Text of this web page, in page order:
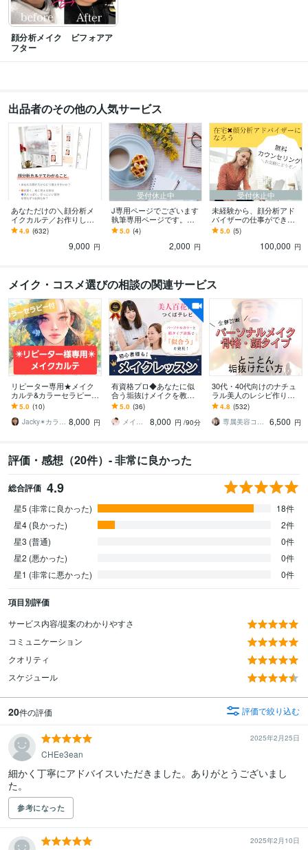
顔分析メイク ビフォアア
フター
出品者のその他の人気サービス
あなただけの＼顔分析メ
イクカルテ／お作りしま
す 顔分析メイク協会®︎正
規サービスです
4.9 (632)
9,000 円
受付休止中
J専用ページでございます
執筆専用ページです。よ
ろしくお願い致します。
5.0 (4)
2,000 円
受付休止中
未経験から、顔分析アド
バイザーの仕事ができま
す ＼無料カウンセリング
６０分／お気軽にご利用
5.0 (5)
100,000 円
メイク・コスメ選びの相談の関連サービス
リピーター専用★メイク
カルテ&カラーセラピーし
ます カラーセラピー&ア
フターフォロー付メイク
法&メイク商品お伝え
5.0 (10)
Jacky✴カラービューティーセラピスト 8,000 円
有資格プロ◆あなたに似
合う垢抜けメイクを教え
ます 美人百花掲載◎ メイ
ク・髪型・コスメをトー
タル提案
5.0 (36)
メイク講師YUU⭐︎メイク診断1位
8,000 円 /90分
30代・40代向けのナチュ
ラル美人のレシピ作りま
す “整えメイク”アドバイ
ス｜大人のためのシンプ
ルメイク術
4.8 (532)
専属美容コーチ☆Moe
6,500 円
評価・感想（20件）- 非常に良かった
総合評価 4.9
星5 (非常に良かった)
18件
星4 (良かった)
2件
星3 (普通)
0件
星2 (悪かった)
0件
星1 (非常に悪かった)
0件
項目別評価
サービス内容/提案のわかりやすさ
コミュニケーション
クオリティ
スケジュール
20件の評価 評価で絞り込む
2025年2月25日
CHEe3ean
細かく丁寧にアドバイスいただきました。ありがとうございまし
た。
参考になった
2025年2月10日